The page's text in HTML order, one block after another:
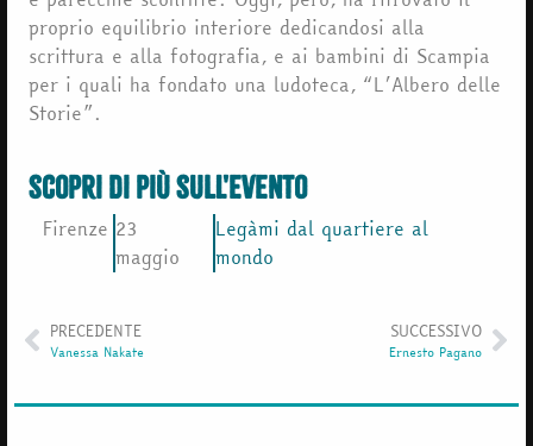
proprio equilibrio interiore dedicandosi alla
scrittura e alla fotografia, e ai bambini di Scampia
per i quali ha fondato una ludoteca, “L’Albero delle
Storie”.
scopri di più sull'evento
Firenze 23
maggio
Legàmi dal quartiere al
mondo
PRECEDENTE
Vanessa Nakate
SUCCESSIVO
Ernesto Pagano